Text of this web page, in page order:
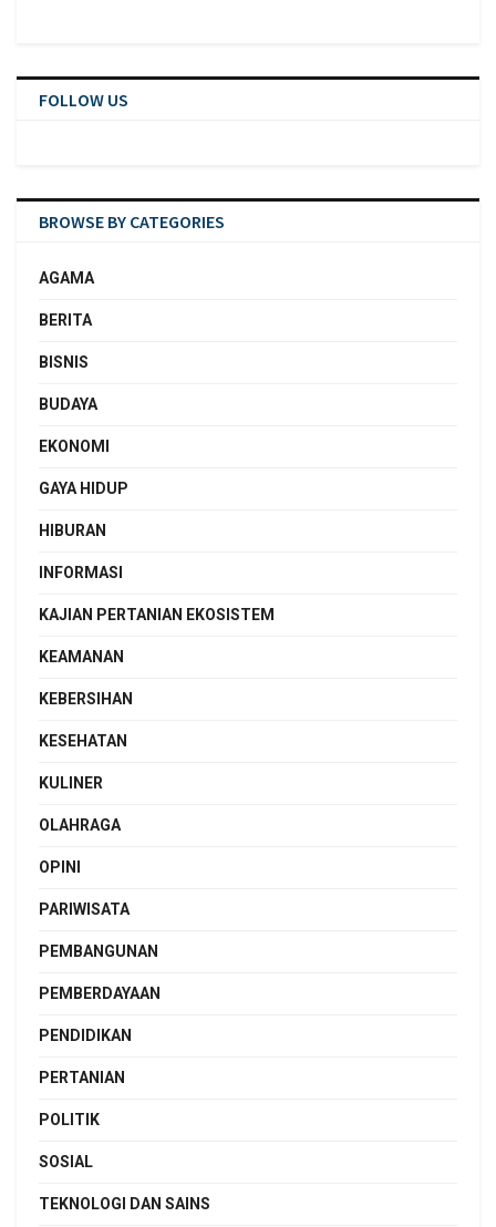
FOLLOW US
BROWSE BY CATEGORIES
AGAMA
BERITA
BISNIS
BUDAYA
EKONOMI
GAYA HIDUP
HIBURAN
INFORMASI
KAJIAN PERTANIAN EKOSISTEM
KEAMANAN
KEBERSIHAN
KESEHATAN
KULINER
OLAHRAGA
OPINI
PARIWISATA
PEMBANGUNAN
PEMBERDAYAAN
PENDIDIKAN
PERTANIAN
POLITIK
SOSIAL
TEKNOLOGI DAN SAINS